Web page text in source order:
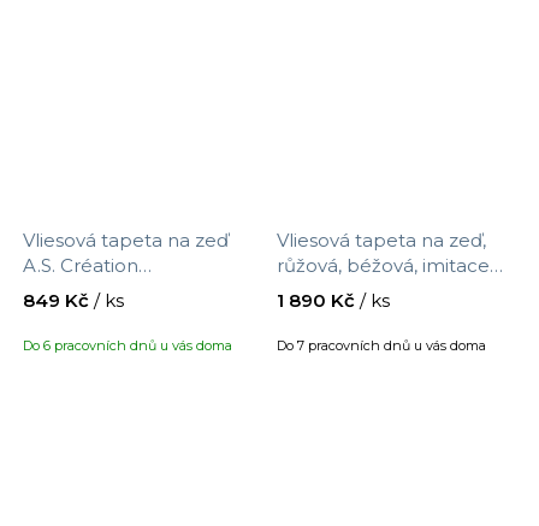
Vliesová tapeta na zeď
A.S. Création
Metropolitan Stories
Vibes & Styles 399883,
velikost 10,05 x 0,53 m
Do 6 pracovních dnů u vás doma
849 Kč / ks
Vliesová tapeta na zeď,
růžová, béžová, imitace
kostkované látky, 363145,
Tiny Treasures, Eijffinger,
velikost 10 x 0,52 m
Do 7 pracovních dnů u vás doma
1 890 Kč / ks